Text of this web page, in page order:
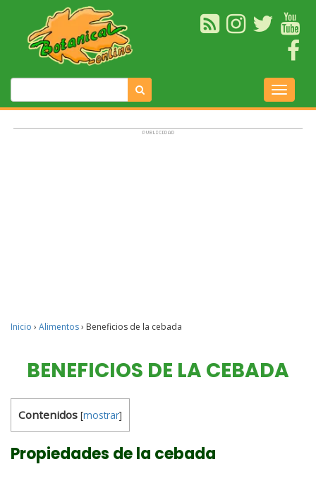
Inicio › Alimentos› Beneficios de la cebada
BENEFICIOS DE LA CEBADA
Contenidos [mostrar]
Propiedades de la cebada